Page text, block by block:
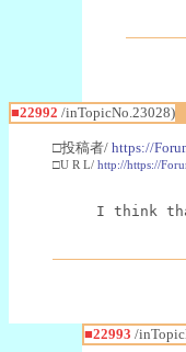
■22992 /inTopicNo.23028)
□投稿者/ https://
□U R L/ http://https://
I think
■22993 /